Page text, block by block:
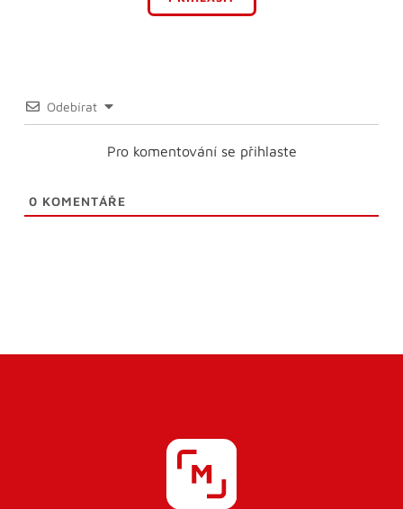
Odebírat
Pro komentování se přihlaste
0 KOMENTÁŘE